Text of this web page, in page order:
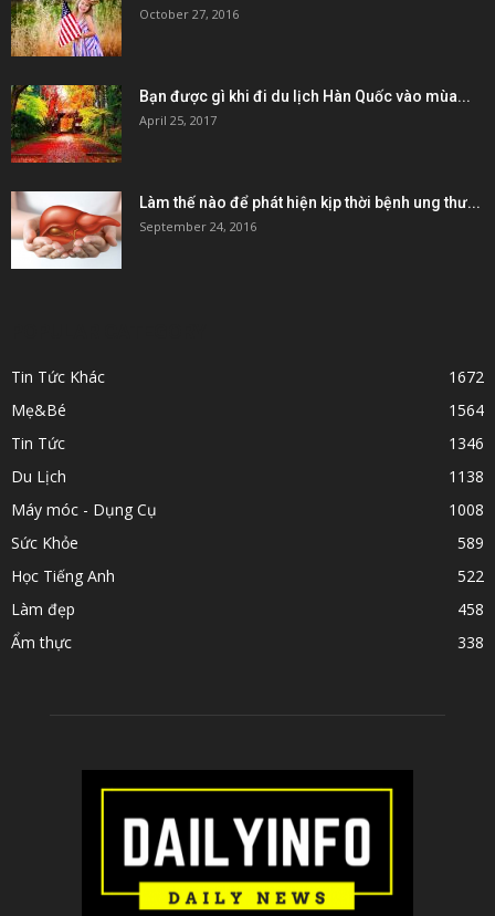
October 27, 2016
Bạn được gì khi đi du lịch Hàn Quốc vào mùa...
April 25, 2017
Làm thế nào để phát hiện kịp thời bệnh ung thư...
September 24, 2016
Tin Tức Khác
1672
Mẹ&Bé
1564
Tin Tức
1346
Du Lịch
1138
Máy móc - Dụng Cụ
1008
Sức Khỏe
589
Học Tiếng Anh
522
Làm đẹp
458
Ẩm thực
338